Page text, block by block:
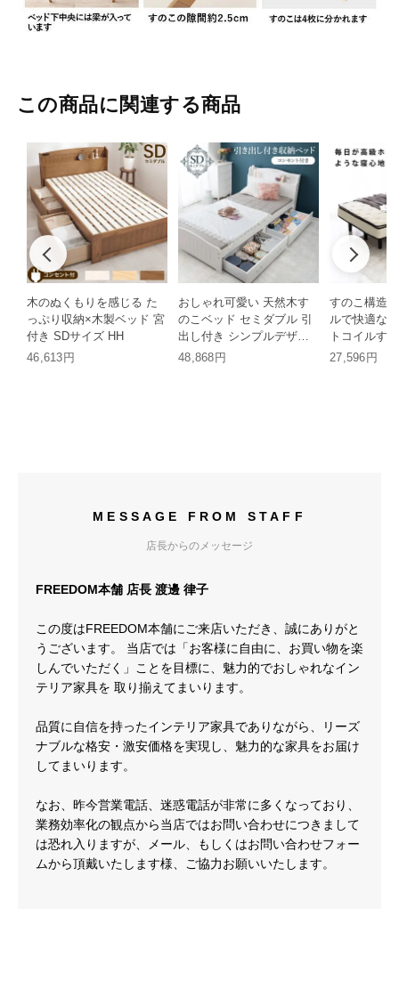
この商品に関連する商品
木のぬくもりを感じる た
っぷり収納×木製ベッド 宮
付き SDサイズ HH
46,613円
おしゃれ可愛い 天然木す
のこベッド セミダブル 引
出し付き シンプルデザイ
ン HH
48,868円
すのこ構造×
ルで快適な
トコイルす
ミダブル HH
27,596円
MESSAGE FROM STAFF
店長からのメッセージ
FREEDOM本舗 店長 渡邊 律子
この度はFREEDOM本舗にご来店いただき、誠にありがと
うございます。 当店では「お客様に自由に、お買い物を楽
しんでいただく」ことを目標に、魅力的でおしゃれなイン
テリア家具を 取り揃えてまいります。
品質に自信を持ったインテリア家具でありながら、リーズ
ナブルな格安・激安価格を実現し、魅力的な家具をお届け
してまいります。
なお、昨今営業電話、迷惑電話が非常に多くなっており、
業務効率化の観点から当店ではお問い合わせにつきまして
は恐れ入りますが、メール、もしくはお問い合わせフォー
ムから頂戴いたします様、ご協力お願いいたします。